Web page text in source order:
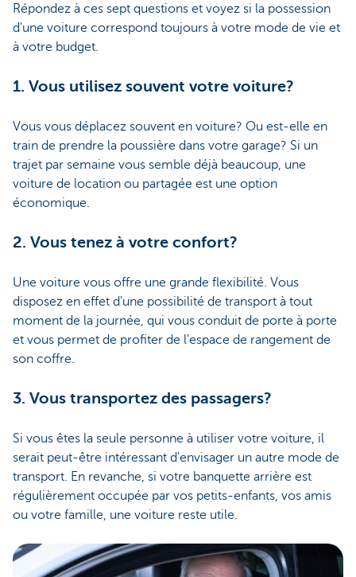
Répondez à ces sept questions et voyez si la possession
d'une voiture correspond toujours à votre mode de vie et
à votre budget.
1. Vous utilisez souvent votre voiture?
Vous vous déplacez souvent en voiture? Ou est-elle en
train de prendre la poussière dans votre garage? Si un
trajet par semaine vous semble déjà beaucoup, une
voiture de location ou partagée est une option
économique.
2. Vous tenez à votre confort?
Une voiture vous offre une grande flexibilité. Vous
disposez en effet d'une possibilité de transport à tout
moment de la journée, qui vous conduit de porte à porte
et vous permet de profiter de l'espace de rangement de
son coffre.
3. Vous transportez des passagers?
Si vous êtes la seule personne à utiliser votre voiture, il
serait peut-être intéressant d'envisager un autre mode de
transport. En revanche, si votre banquette arrière est
régulièrement occupée par vos petits-enfants, vos amis
ou votre famille, une voiture reste utile.